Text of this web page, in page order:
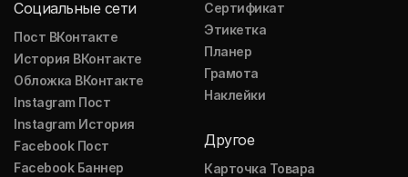
Социальные сети
Пост ВКонтакте
История ВКонтакте
Обложка ВКонтакте
Instagram Пост
Instagram История
Facebook Пост
Facebook Баннер
Сертификат
Этикетка
Планер
Грамота
Наклейки
Другое
Карточка Товара